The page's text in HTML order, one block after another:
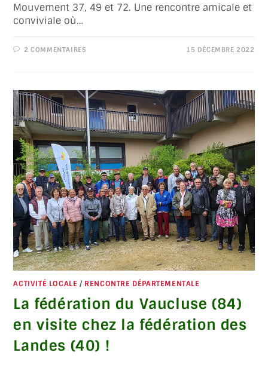
Mouvement 37, 49 et 72. Une rencontre amicale et
conviviale où…
2 COMMENTAIRES 15 DÉCEMBRE 2022
ACTIVITÉ LOCALE / RENCONTRE DÉPARTEMENTALE
La fédération du Vaucluse (84)
en visite chez la fédération des
Landes (40) !